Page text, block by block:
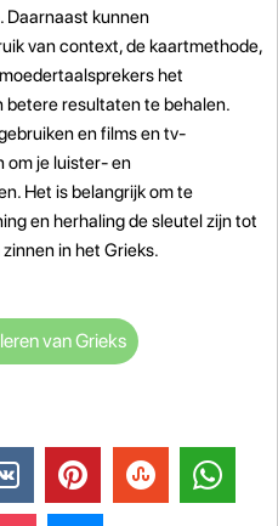
Daarnaast kunnen
van context, de kaartmethode,
het
betere resultaten te behalen.
en films en tv-
om je luister- en
Het is belangrijk om te
en herhaling de sleutel zijn tot
in het Grieks.
van Grieks